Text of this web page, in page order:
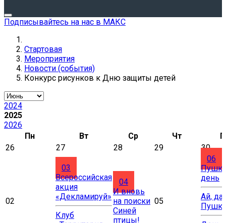
Подписывайтесь на нас в МАКС
Стартовая
Мероприятия
Новости (события)
Конкурс рисунков к Дню защиты детей
2024
2025
2026
Пн
Вт Ср Чт
26
27 28 29 30
02
03
Всероссийская
акция
«Декламируй»
Клуб
04
И вновь
на поиски
Синей
птицы!
05
06
день
Ай, да